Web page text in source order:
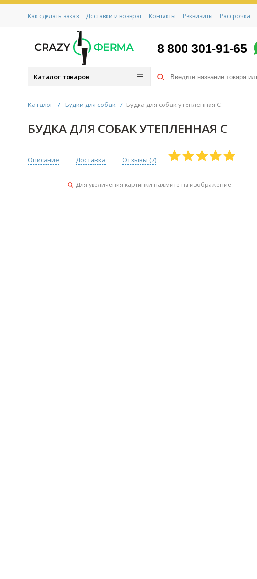
Как сделать заказ Доставки и возврат Контакты Реквизиты Рассрочка
8 800 301-91-65
Каталог товаров
Каталог / Будки для собак / Будка для собак утепленная С
БУДКА ДЛЯ СОБАК УТЕПЛЕННАЯ С
Описание Доставка Отзывы (7)
Для увеличения картинки нажмите на изображение